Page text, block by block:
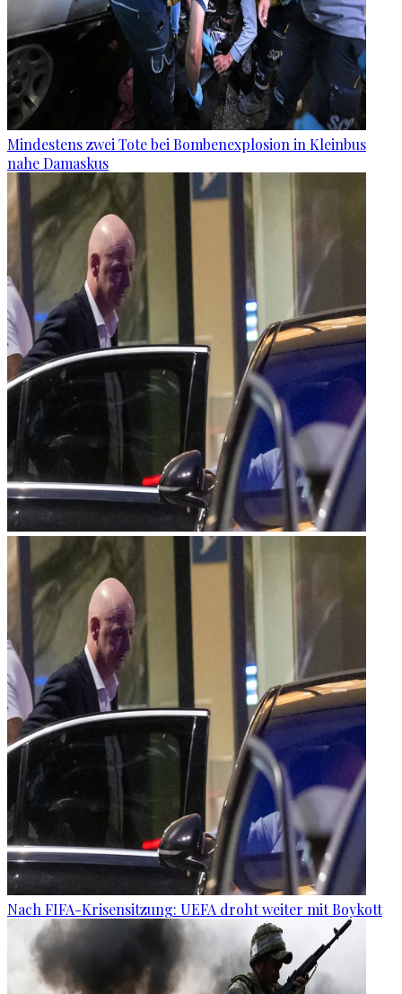
Mindestens zwei Tote bei Bombenexplosion in Kleinbus
nahe Damaskus
Nach FIFA-Krisensitzung: UEFA droht weiter mit Boykott